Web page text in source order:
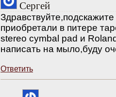
Сергей
приобретали в питере
stereo cymbal pad и
написать на мыло,буду
Ответить